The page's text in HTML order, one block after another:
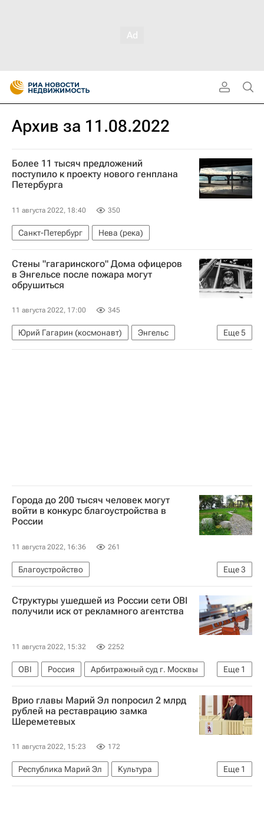
Архив за 11.08.2022
Более 11 тысяч предложений
поступило к проекту нового генплана
Петербурга
11 августа 2022, 18:40 350
Санкт-Петербург Нева (река)
Стены "гагаринского" Дома офицеров
в Энгельсе после пожара могут
обрушиться
11 августа 2022, 17:00 345
Еще5
Юрий Гагарин (космонавт)
Энгельс
Саратовская область
Энгельсский район
Города до 200 тысяч человек могут
войти в конкурс благоустройства в
России
11 августа 2022, 16:36 261
Еще3
Благоустройство
Министерство строительства и жилищно-коммунального хозяйства РФ (Минстрой России)
Городская среда
Россия
Структуры ушедшей из России сети OBI
получили иск от рекламного агентства
11 августа 2022, 15:32 2252
Еще 1
OBI Россия
Арбитражный суд г. Москвы
Ритейл
Врио главы Марий Эл попросил 2 млрд
рублей на реставрацию замка
Шереметевых
11 августа 2022, 15:23 172
Еще 1
Республика Марий Эл
Культура
Новости культуры